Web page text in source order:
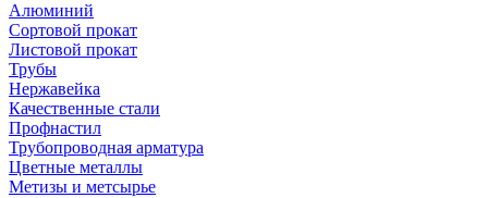
Алюминий
Сортовой прокат
Листовой прокат
Трубы
Нержавейка
Качественные стали
Профнастил
Трубопроводная арматура
Цветные металлы
Метизы и метсырье